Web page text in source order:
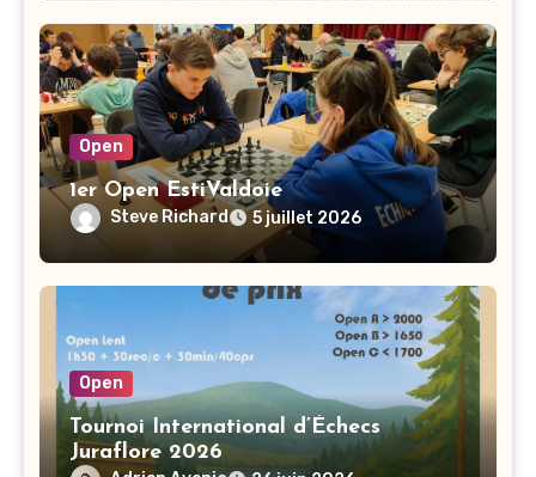
Open
1er Open EstiValdoie
Steve Richard 5 juillet 2026
Open
Tournoi International d’Échecs
Juraflore 2026